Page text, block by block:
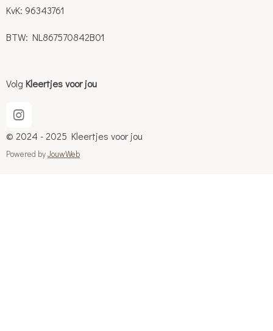
KvK: 96343761
BTW: NL867570842B01
Volg Kleertjes voor jou
I
n
s
t
© 2024 - 2025 Kleertjes voor jou
Powered byJouwWeb